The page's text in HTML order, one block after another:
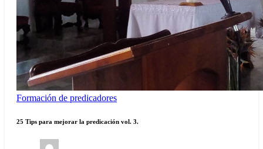
Formación de predicadores
25 Tips para mejorar la predicación vol. 3.